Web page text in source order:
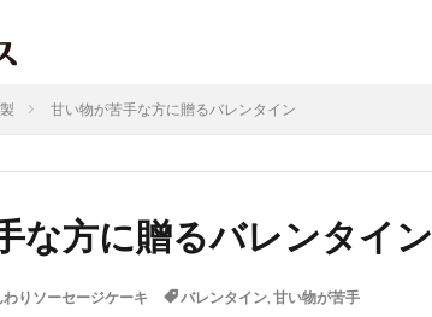
甘い物が苦手な方に贈るバレンタイン
な方に贈るバレンタイン
わりソーセージケーキ バレンタイン, 甘い物が苦手